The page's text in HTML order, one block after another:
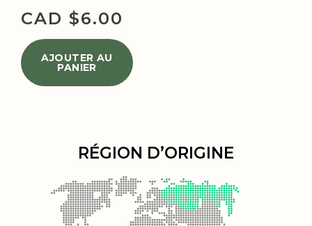
CAD $6.00
AJOUTER AU
PANIER
RÉGION D’ORIGINE